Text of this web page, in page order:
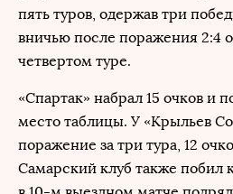
пять туров, одержав три
вничью после поражения 2:4
четвертом туре.
«Спартак» набрал 15 очков и
место таблицы. У «Крыльев
поражение за три тура, 12
Самарский клуб также побил